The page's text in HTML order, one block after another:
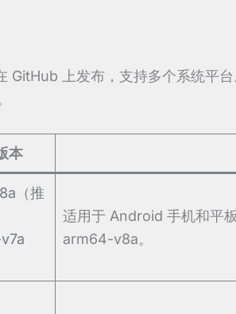
GitHub 上发布，支持多个系统平
本
（推
适用于 Android 手机和平
arm64-v8a。